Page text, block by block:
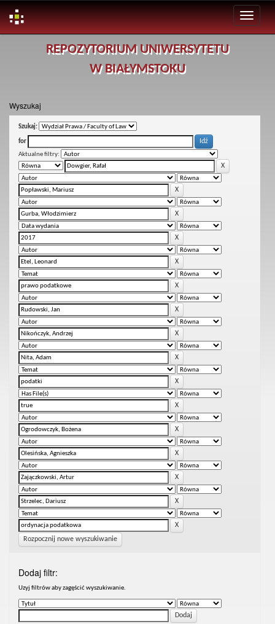
REPOZYTORIUM UNIWERSYTETU
W BIAŁYMSTOKU
Wyszukaj
Szukaj:
for
Aktualne filtry:
Rozpocznij nowe wyszukiwanie
Dodaj filtr:
Uzyj filtrów aby zagęścić wyszukiwanie.